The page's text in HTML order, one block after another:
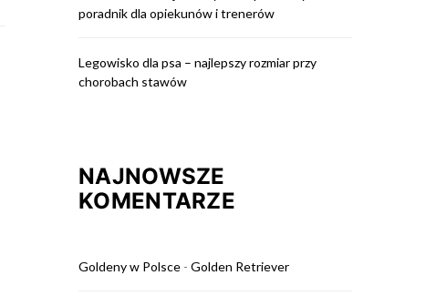
poradnik dla opiekunów i trenerów
Legowisko dla psa – najlepszy rozmiar przy
chorobach stawów
NAJNOWSZE
KOMENTARZE
Goldeny w Polsce - Golden Retriever